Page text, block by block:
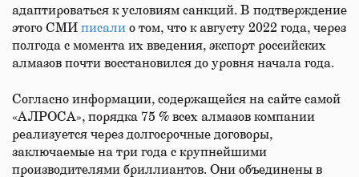
адаптироваться к условиям санкций. В подтверждение
этого СМИ писали о том, что к августу 2022 года, через
полгода с момента их введения, экспорт российских
алмазов почти восстановился до уровня начала года.
Согласно информации, содержащейся на сайте самой
«АЛРОСА», порядка 75 % всех алмазов компании
реализуется через долгосрочные договоры,
заключаемые на три года с крупнейшими
производителями бриллиантов. Они объединены в